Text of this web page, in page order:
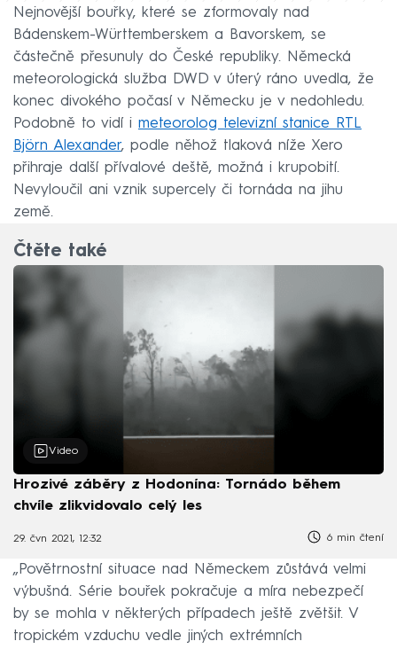
Nejnovější bouřky, které se zformovaly nad
Bádenskem-Württemberskem a Bavorskem, se
částečně přesunuly do České republiky. Německá
meteorologická služba DWD v úterý ráno uvedla, že
konec divokého počasí v Německu je v nedohledu.
Podobně to vidí i meteorolog televizní stanice RTL
Björn Alexander, podle něhož tlaková níže Xero
přihraje další přívalové deště, možná i krupobití.
Nevyloučil ani vznik supercely či tornáda na jihu
země.
Čtěte také
Video
Hrozivé záběry z Hodonína: Tornádo během
chvíle zlikvidovalo celý les
29. čvn 2021, 12:32 6 min čtení
„Povětrnostní situace nad Německem zůstává velmi
výbušná. Série bouřek pokračuje a míra nebezpečí
by se mohla v některých případech ještě zvětšit. V
tropickém vzduchu vedle jiných extrémních